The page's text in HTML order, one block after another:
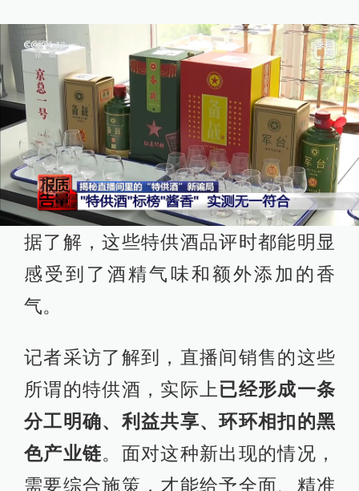
据了解，这些特供酒品评时都能明显
感受到了酒精气味和额外添加的香
气。
记者采访了解到，直播间销售的这些
所谓的特供酒，实际上 已经形成一条
分工明确、利益共享、环环相扣的黑
色产业链。面对这种新出现的情况，
需要综合施策，才能给予全面、精准